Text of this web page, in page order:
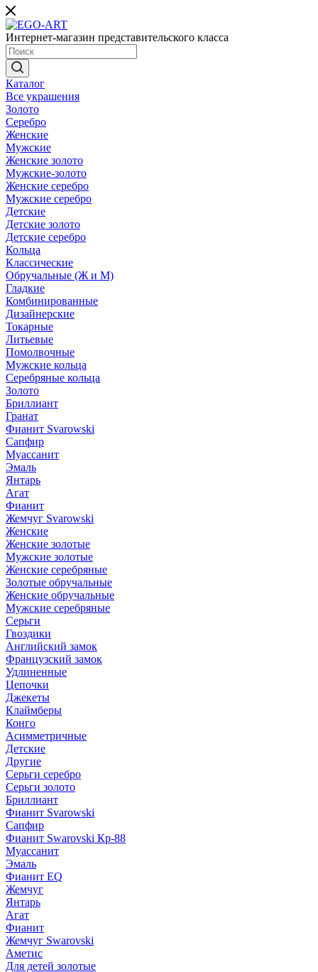
Интернет-магазин представительского класса
Каталог
Все украшения
Золото
Серебро
Женские
Мужские
Женские золото
Мужские-золото
Женские серебро
Мужские серебро
Детские
Детские золото
Детские серебро
Кольца
Классические
Обручальные (Ж и М)
Гладкие
Комбинированные
Дизайнерские
Токарные
Литьевые
Помолвочные
Мужские кольца
Серебряные кольца
Золото
Бриллиант
Гранат
Фианит Svarowski
Сапфир
Муассанит
Эмаль
Янтарь
Агат
Фианит
Жемчуг Svarowski
Женские
Женские золотые
Мужские золотые
Женские серебряные
Золотые обручальные
Женские обручальные
Мужские серебряные
Серьги
Гвоздики
Английский замок
Французский замок
Удлиненные
Цепочки
Джекеты
Клаймберы
Конго
Асимметричные
Детские
Другие
Серьги серебро
Серьги золото
Бриллиант
Фианит Svarowski
Сапфир
Фианит Swarovski Кр-88
Муассанит
Эмаль
Фианит EQ
Жемчуг
Янтарь
Агат
Фианит
Жемчуг Swarovski
Аметис
Для детей золотые